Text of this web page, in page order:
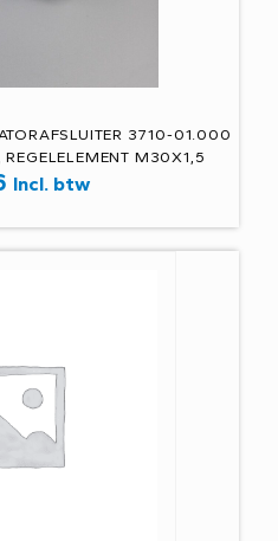
3710-01.000
M30X1,5
Incl. btw